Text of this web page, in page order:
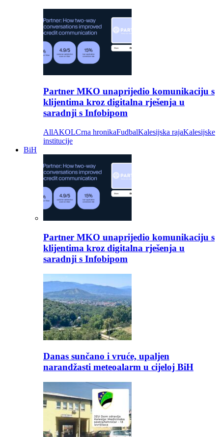
Partner MKO unaprijedio komunikaciju s
klijentima kroz digitalna rješenja u
saradnji s Infobipom
AllAKOLCrna hronikaFudbalKalesijska rajaKalesijske
institucije
BiH
Partner MKO unaprijedio komunikaciju s
klijentima kroz digitalna rješenja u
saradnji s Infobipom
Danas sunčano i vruće, upaljen
narandžasti meteoalarm u cijeloj BiH